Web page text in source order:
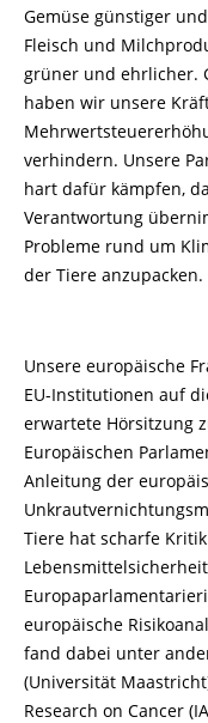
Gemüse günstiger
Fleisch und
grüner und ehrlicher.
haben wir unsere
verhindern. Unsere
hart dafür kämpfen,
Verantwortung
Probleme rund um
der Tiere
Unsere europäische
EU-Institutionen auf
erwartete Hörsitzung
Europäischen
Anleitung der
Tiere hat scharfe
europäische
fand dabei unter
(Universität
Research on Cancer